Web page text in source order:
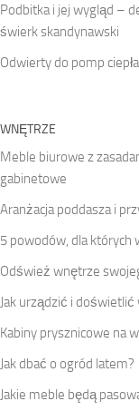
Podbitka i jej wygląd –
świerk skandynawski
Odwierty do pomp
WNĘTRZE
Meble biurowe z
gabinetowe
Aranżacja poddasza i
5 powodów, dla których
Odśwież wnętrze
Jak urządzić i
Kabiny prysznicowe na
Jak dbać o ogród latem?
Jakie meble będą